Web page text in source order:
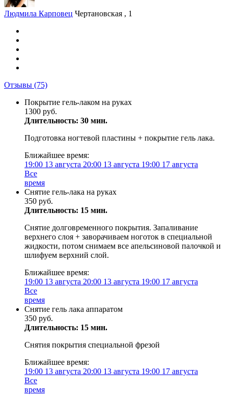
Людмила Карповец Чертановская , 1
Отзывы (75)
Покрытие гель-лаком на руках
1300 руб.
Длительность: 30 мин.
Подготовка ногтевой пластины + покрытие гель лака.
Ближайшее время:
19:00 13 августа 20:00 13 августа 19:00 17 августа
Все
время
Снятие гель-лака на руках
350 руб.
Длительность: 15 мин.
Снятие долговременного покрытия. Запаливание
верхнего слоя + заворачиваем ноготок в специальной
жидкости, потом снимаем все апельсиновой палочкой и
шлифуем верхний слой.
Ближайшее время:
19:00 13 августа 20:00 13 августа 19:00 17 августа
Все
время
Снятие гель лака аппаратом
350 руб.
Длительность: 15 мин.
Снятия покрытия специальной фрезой
Ближайшее время:
19:00 13 августа 20:00 13 августа 19:00 17 августа
Все
время